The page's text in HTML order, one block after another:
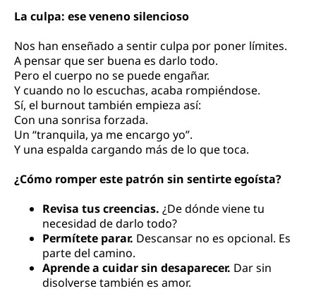
La culpa: ese veneno silencioso
Nos han enseñado a sentir culpa por poner límites.
A pensar que ser buena es darlo todo.
Pero el cuerpo no se puede engañar.
Y cuando no lo escuchas, acaba rompiéndose.
Sí, el burnout también empieza así:
Con una sonrisa forzada.
Un “tranquila, ya me encargo yo”.
Y una espalda cargando más de lo que toca.
¿Cómo romper este patrón sin sentirte egoísta?
Revisa tus creencias. ¿De dónde viene tu
necesidad de darlo todo?
Permítete parar. Descansar no es opcional. Es
parte del camino.
Aprende a cuidar sin desaparecer. Dar sin
disolverse también es amor.